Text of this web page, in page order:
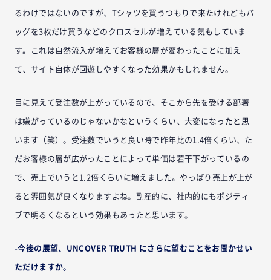
るわけではないのですが、Tシャツを買うつもりで来たけれどもバ
ッグを3枚だけ買うなどのクロスセルが増えている気もしていま
す。これは自然流入が増えてお客様の層が変わったことに加え
て、サイト自体が回遊しやすくなった効果かもしれません。
目に見えて受注数が上がっているので、そこから先を受ける部署
は嫌がっているのじゃないかなというくらい、大変になったと思
います（笑）。受注数でいうと良い時で昨年比の1.4倍くらい、た
だお客様の層が広がったことによって単価は若干下がっているの
で、売上でいうと1.2倍くらいに増えました。やっぱり売上が上が
ると雰囲気が良くなりますよね。副産的に、社内的にもポジティ
ブで明るくなるという効果もあったと思います。
-今後の展望、UNCOVER TRUTH にさらに望むことをお聞かせい
ただけますか。